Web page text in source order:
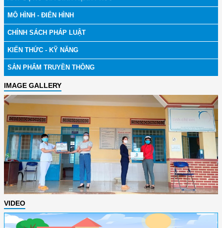
MÔ HÌNH - ĐIỂN HÌNH
CHÍNH SÁCH PHÁP LUẬT
KIẾN THỨC - KỸ NĂNG
SẢN PHẨM TRUYỀN THÔNG
IMAGE GALLERY
VIDEO